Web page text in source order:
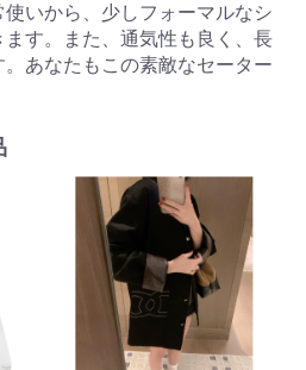
いから、少しフォーマルなシ
す。また、通気性も良く、長
あなたもこの素敵なセーター